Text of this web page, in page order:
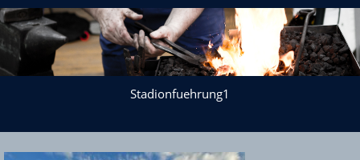
Stadionfuehrung1